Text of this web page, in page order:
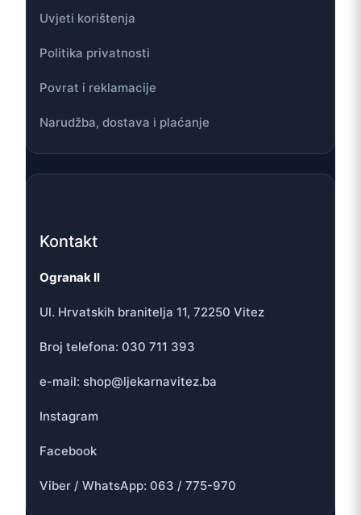
Uvjeti korištenja
Politika privatnosti
Povrat i reklamacije
Narudžba, dostava i plaćanje
Kontakt
Ogranak II
Ul. Hrvatskih branitelja 11, 72250 Vitez
Broj telefona: 030 711 393
e-mail: shop@ljekarnavitez.ba
Instagram
Facebook
Viber / WhatsApp: 063 / 775-970